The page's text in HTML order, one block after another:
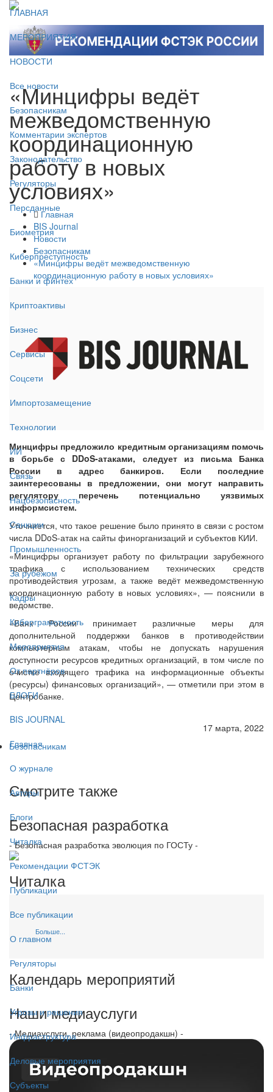
ГЛАВНАЯ
МЕРОПРИЯТИЯ
НОВОСТИ
Все новости
Безопасникам
Комментарии экспертов
Законодательство
Регуляторы
Персданные
Биометрия
Киберпреступность
Банки и финтех
Криптоактивы
Бизнес
Сервисы
Соцсети
Импортозамещение
Технологии
ИИ
Связь
Нацбезопасность
Санкции
Промышленность
За рубежом
Кадры
Киберграмотность
Мероприятия
От партнёров
БЛОГИ
BIS JOURNAL
Главная
О журнале
Авторы
Блоги
Читалка
Рекомендации ФСТЭК
Публикации
Все публикации
О главном
Регуляторы
Банки
Угрозы и решения
Инфраструктура
Деловые мероприятия
Субъекты
«Минцифры ведёт
межведомственную
координационную
работу в новых
условиях»
Главная
BIS Journal
Новости
Безопасникам
«Минцифры ведёт межведомственную
координационную работу в новых условиях»
Минцифры предложило кредитным организациям помочь
в борьбе с DDoS-атаками, следует из письма Банка
России в адрес банкиров. Если последние
заинтересованы в предложении, они могут направить
регулятору перечень потенциально уязвимых
информсистем.
Уточняется, что такое решение было принято в связи с ростом
числа DDoS-атак на сайты финорганизаций и субъектов КИИ.
«Минцифры организует работу по фильтрации зарубежного
трафика с использованием технических средств
противодействия угрозам, а также ведёт межведомственную
координационную работу в новых условиях», — пояснили в
ведомстве.
«Банк России принимает различные меры для
дополнительной поддержки банков в противодействии
компьютерным атакам, чтобы не допускать нарушения
доступности ресурсов кредитных организаций, в том числе по
очистке входящего трафика на информационные объекты
(ресурсы) финансовых организаций», — отметили при этом в
Центробанке.
17 марта, 2022
Безопасникам
Смотрите также
Безопасная разработка
- Безопасная разработка эволюция по ГОСТу -
Читалка
Больше...
Календарь мероприятий
Наши медиауслуги
- Медиауслуги, реклама (видеопродакшн) -